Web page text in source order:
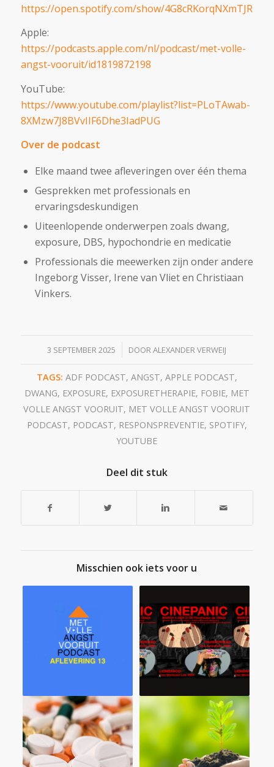
https://open.spotify.com/show/
Apple:
https://podcasts.apple.com/nl/podcast/met-volle-
angst-vooruit/id1819872198
YouTube:
https://www.youtube.com/playlist?list=PLoTAwab-
8XMzw7J8BVvIIF6Dhe3IadPUG
Over de podcast
Elke maand twee afleveringen over één thema
Gesprekken met professionals en
ervaringsdeskundigen
Uiteenlopende onderwerpen zoals dwang,
exposure, DBS, hypochondrie en medicatie
Professionals die meewerken zijn onder andere
Ingeborg Visser, Irene van Vliet en Christiaan
Vinkers.
3 SEPTEMBER 2025
/ DOORALEXANDER VERWEIJ
TAGS: ADF PODCAST, ANGST, APPLE PODCAST,
DWANG, EXPOSURE, EXPOSURETHERAPIE, FOBIE, MET
VOLLE ANGST VOORUIT, MET VOLLE ANGST VOORUIT
PODCAST, PODCAST, RESPONSPREVENTIE, SPOTIFY,
YOUTUBE
Deel dit stuk
Misschien ook iets voor u